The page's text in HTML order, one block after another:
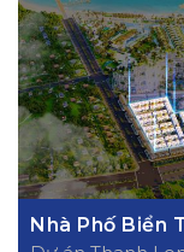
Nhà Phố Biển